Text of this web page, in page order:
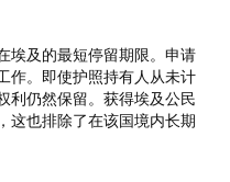
埃及的最短停留期限。申请
作。即使护照持有人从未计
利仍然保留。获得埃及公民
这也排除了在该国境内长期